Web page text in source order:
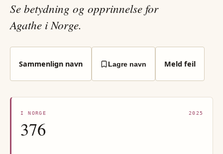
Se betydning og opprinnelse for
Agathe i Norge.
Sammenlign navn Lagre navn Meld feil
I NORGE 2025
376